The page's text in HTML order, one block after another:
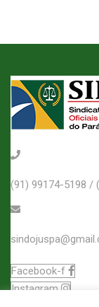
(91) 99174-5198 /
Facebook-f
Instagram